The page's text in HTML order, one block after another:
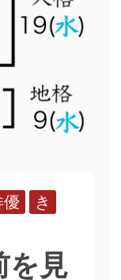
優
き
を見